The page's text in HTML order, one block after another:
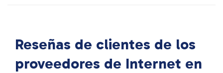
Reseñas de clientes de los
proveedores de Internet en